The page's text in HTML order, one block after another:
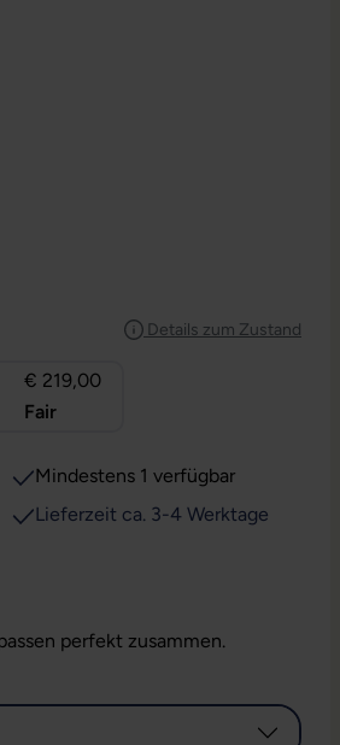
verfügbar.)
Details zum Zustand
€ 219,00
Fair
Mindestens 1 verfügbar
Lieferzeit ca. 3-4 Werktage
perfekt zusammen.